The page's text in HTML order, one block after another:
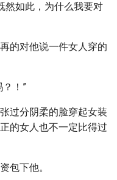
然如此，为什么我要对
的对他说一件女人穿的
！”
过分阴柔的脸穿起女装
的女人也不一定比得过
包下他。